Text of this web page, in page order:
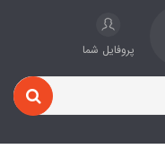
پروفایل شما